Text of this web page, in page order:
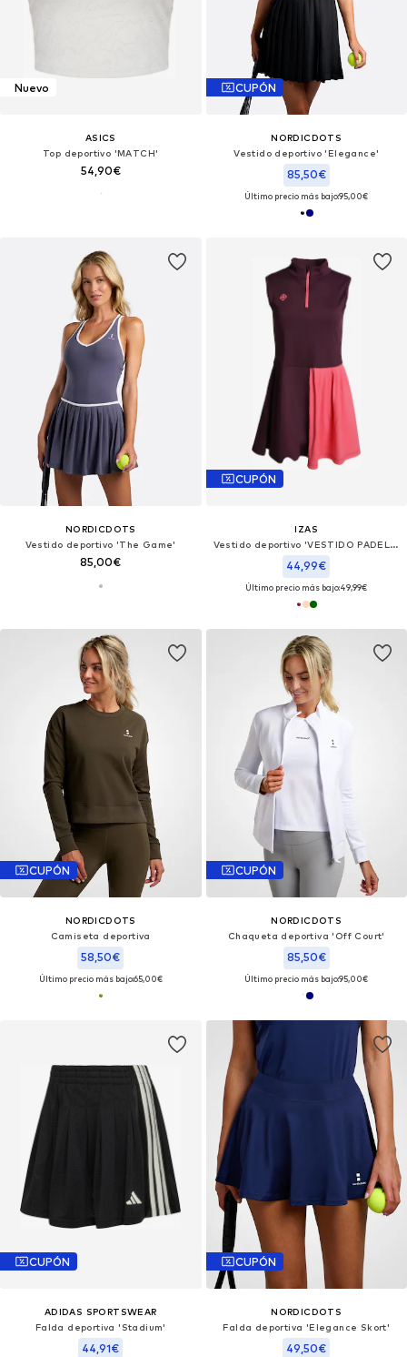
Nuevo
ASICS
Top deportivo 'MATCH'
54,90€
CUPÓN
NORDICDOTS
Vestido deportivo 'Elegance'
85,50€
Último precio más bajo:95,00€
NORDICDOTS
Vestido deportivo 'The Game'
85,00€
CUPÓN
IZAS
Vestido deportivo 'VESTIDO PADEL IDAHO V2'
44,99€
Último precio más bajo:49,99€
CUPÓN
NORDICDOTS
Camiseta deportiva
58,50€
Último precio más bajo:65,00€
CUPÓN
NORDICDOTS
Chaqueta deportiva 'Off Court'
85,50€
Último precio más bajo:95,00€
CUPÓN
ADIDAS SPORTSWEAR
Falda deportiva 'Stadium'
44,91€
CUPÓN
NORDICDOTS
Falda deportiva 'Elegance Skort'
49,50€